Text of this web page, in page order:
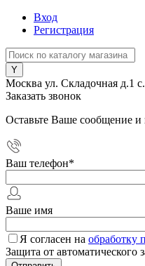
Вход
Регистрация
Москва ул. Складочная д.1
Заказать звонок
Оставьте Ваше сообщение
Ваш телефон*
Ваше имя
Я согласен на обработку
Защита от автоматического